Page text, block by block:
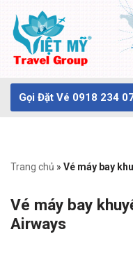
Chuyển
tới
dung
Gọi Đặt Vé 0918 234
Trang chủ » Vé máy bay
Vé máy bay
Airways